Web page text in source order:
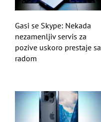
Gasi se Skype: Nekada
nezamenljiv servis za
pozive uskoro prestaje sa
radom